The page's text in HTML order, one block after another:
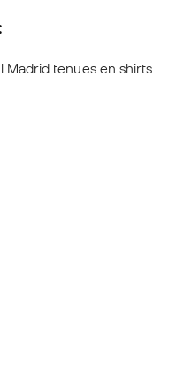
Madrid tenues en shirts